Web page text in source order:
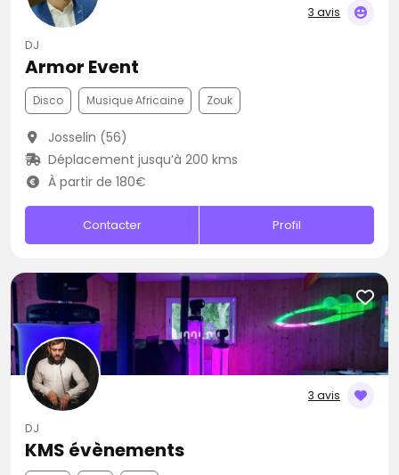
3 avis
DJ
Armor Event
Disco Musique Africaine Zouk
Josselin (56)
Déplacement jusqu’à 200 kms
À partir de 180€
Contacter Profil
3 avis
DJ
KMS évènements